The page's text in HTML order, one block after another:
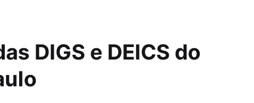
DIGS e DEICS do